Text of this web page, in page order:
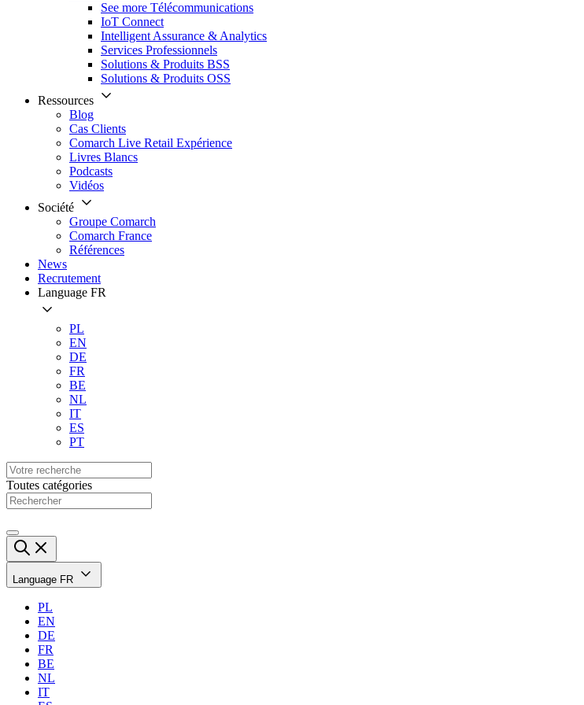
See more Télécommunications
IoT Connect
Intelligent Assurance & Analytics
Services Professionnels
Solutions & Produits BSS
Solutions & Produits OSS
Ressources
Blog
Cas Clients
Comarch Live Retail Expérience
Livres Blancs
Podcasts
Vidéos
Société
Groupe Comarch
Comarch France
Références
News
Recrutement
Language FR
PL
EN
DE
FR
BE
NL
IT
ES
PT
Toutes catégories
Language FR
PL
EN
DE
FR
BE
NL
IT